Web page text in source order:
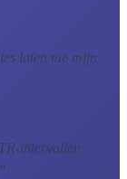
laten me mijn
intervallen
"